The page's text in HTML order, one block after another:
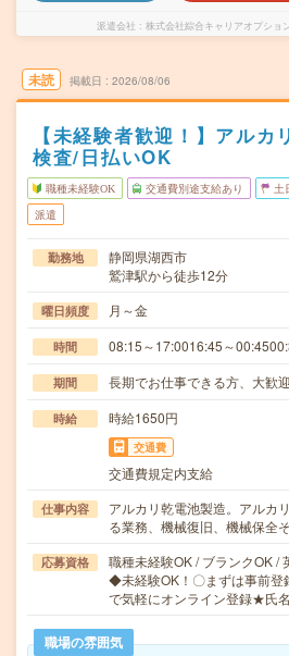
派遣会社 株式会社綜合キャリアオプショ
未読 掲載日 2026/08/06
【未経験者歓迎！】アルカ
検査/日払いOK
職種未経験OK 交通費別途支給あり 土
派遣
勤務地
静岡県湖西市
鷲津駅から徒歩12分
曜日頻度 月～金
時間 08:15～17:0016:45～
期間 長期でお仕事できる方、大歓
時給 時給1650円
交通費
交通費規定内支給
仕事内容
アルカリ乾電池製造。アルカ
る業務、機械復旧、機械保全
応募資格
職種未経験OK / ブランクOK /
◆未経験OK！〇まずは事前登
で気軽にオンライン登録★氏
職場の雰囲気